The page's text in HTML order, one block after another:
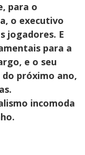
para o
o executivo
jogadores. E
para a
e o seu
próximo ano,
incomoda